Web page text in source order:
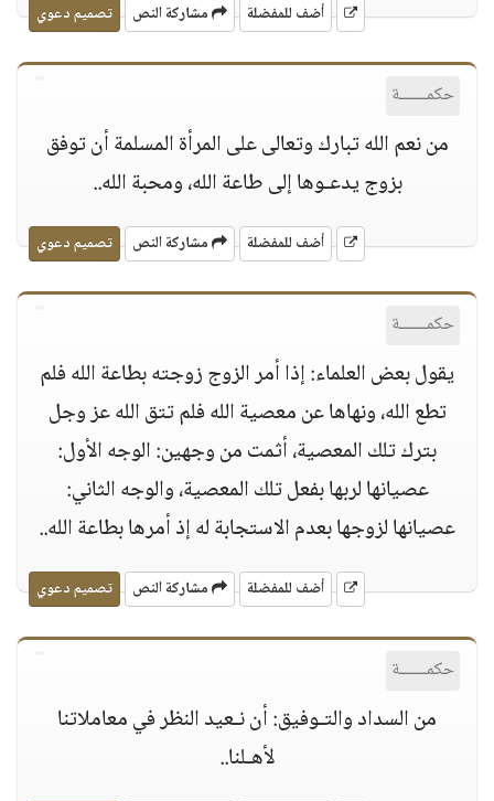
أضف للمفضلة مشاركة النص تصميم دعوي
حكمــــــة
من نعم الله تبارك وتعالى على المرأة المسلمة أن توفق
بزوج يدعـوها إلى طاعة الله، ومحبة الله..
أضف للمفضلة مشاركة النص تصميم دعوي
حكمــــــة
يقول بعض العلماء: إذا أمر الزوج زوجته بطاعة الله فلم
تطع الله، ونهاها عن معصية الله فلم تتق الله عز وجل
بترك تلك المعصية، أثمت من وجهين: الوجه الأول:
عصيانها لربها بفعل تلك المعصية، والوجه الثاني:
عصيانها لزوجها بعدم الاستجابة له إذ أمرها بطاعة الله..
أضف للمفضلة مشاركة النص تصميم دعوي
حكمــــــة
من السداد والتـوفيق: أن نـعيد النظر في معاملاتنا
لأهـلنا..